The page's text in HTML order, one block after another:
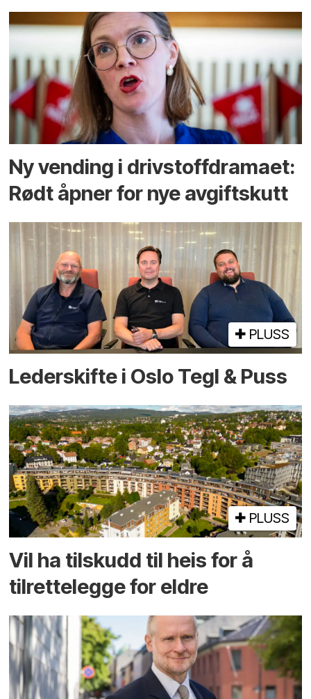
Ny vending i drivstoffdramaet:
Rødt åpner for nye avgiftskutt
PLUSS
Lederskifte i Oslo Tegl & Puss
PLUSS
Vil ha tilskudd til heis for å
tilrettelegge for eldre